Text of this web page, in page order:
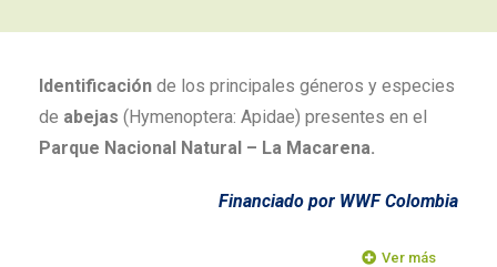
Identificación de los principales géneros y especies
de abejas (Hymenoptera: Apidae) presentes en el
Parque Nacional Natural – La Macarena.
Financiado por WWF Colombia
Ver más